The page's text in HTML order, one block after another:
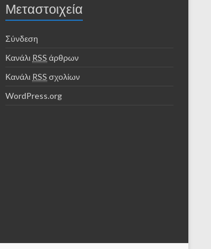
Μεταστοιχεία
Σύνδεση
Κανάλι RSS άρθρων
Κανάλι RSS σχολίων
WordPress.org